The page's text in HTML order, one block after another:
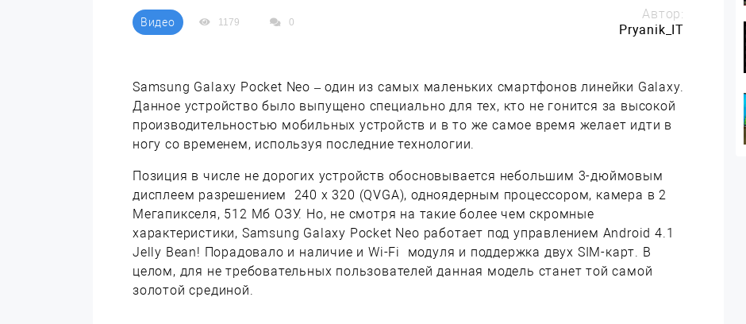
Видео 1179 0
Автор:
Pryanik_IT
Samsung Galaxy Pocket Neo – один из самых маленьких смартфонов линейки Galaxy.
Данное устройство было выпущено специально для тех, кто не гонится за высокой
производительностью мобильных устройств и в то же самое время желает идти в
ногу со временем, используя последние технологии.
Позиция в числе не дорогих устройств обосновывается небольшим 3-дюймовым
дисплеем разрешением 240 х 320 (QVGA), одноядерным процессором, камера в 2
Мегапикселя, 512 Мб ОЗУ. Но, не смотря на такие более чем скромные
характеристики, Samsung Galaxy Pocket Neo работает под управлением Android 4.1
Jelly Bean! Порадовало и наличие и Wi-Fi модуля и поддержка двух SIM-карт. В
целом, для не требовательных пользователей данная модель станет той самой
золотой срединой.